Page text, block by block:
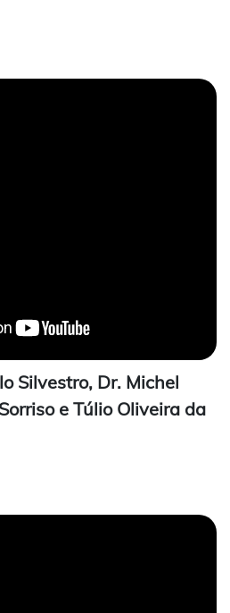
Silvestro, Dr. Michel
e Túlio Oliveira da